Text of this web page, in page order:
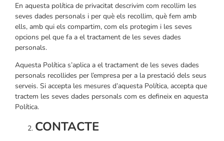
En aquesta política de privacitat descrivim com recollim les
seves dades personals i per què els recollim, què fem amb
ells, amb qui els compartim, com els protegim i les seves
opcions pel que fa a el tractament de les seves dades
personals.
Aquesta Política s’aplica a el tractament de les seves dades
personals recollides per l’empresa per a la prestació dels seus
serveis. Si accepta les mesures d’aquesta Política, accepta que
tractem les seves dades personals com es defineix en aquesta
Política.
CONTACTE